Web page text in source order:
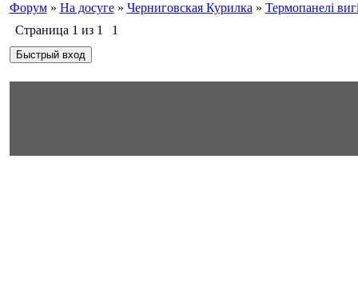
Форум » На досуге » Черниговская Курилка » Термопанелі
Страница 1 из 1 1